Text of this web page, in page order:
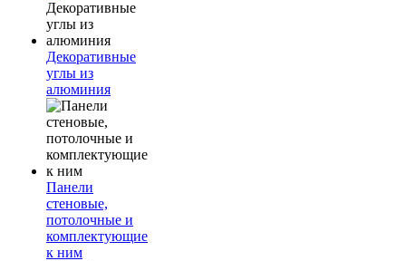
Декоративные
углы из
алюминия
Панели
стеновые,
потолочные и
комплектующие
к ним